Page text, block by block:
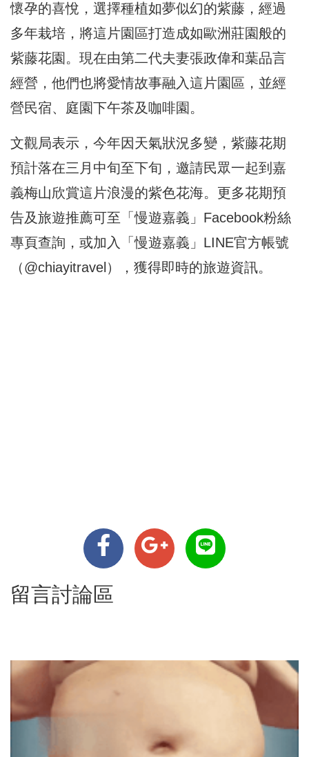
懷孕的喜悅，選擇種植如夢似幻的紫藤，經過
多年栽培，將這片園區打造成如歐洲莊園般的
紫藤花園。現在由第二代夫妻張政偉和葉品言
經營，他們也將愛情故事融入這片園區，並經
營民宿、庭園下午茶及咖啡園。
文觀局表示，今年因天氣狀況多變，紫藤花期
預計落在三月中旬至下旬，邀請民眾一起到嘉
義梅山欣賞這片浪漫的紫色花海。更多花期預
告及旅遊推薦可至「慢遊嘉義」Facebook粉絲
專頁查詢，或加入「慢遊嘉義」LINE官方帳號
（@chiayitravel），獲得即時的旅遊資訊。
留言討論區